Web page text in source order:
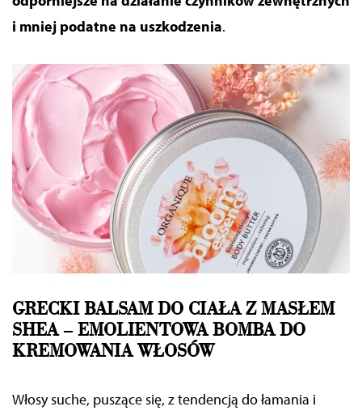
i mniej podatne na uszkodzenia.
GRECKI BALSAM DO CIAŁA Z MASŁEM
SHEA – EMOLIENTOWA BOMBA DO
KREMOWANIA WŁOSÓW
Włosy suche, puszące się, z tendencją do łamania i